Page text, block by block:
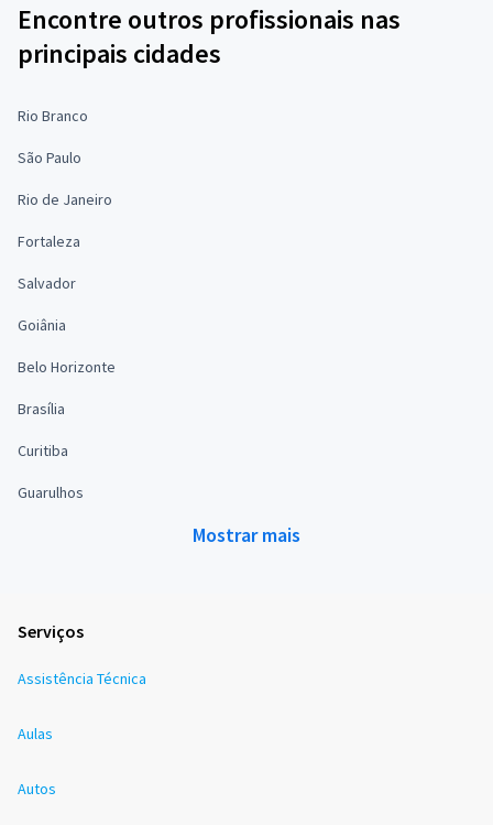
Encontre outros profissionais nas
principais cidades
Rio Branco
São Paulo
Rio de Janeiro
Fortaleza
Salvador
Goiânia
Belo Horizonte
Brasília
Curitiba
Guarulhos
Mostrar mais
Serviços
Assistência Técnica
Aulas
Autos